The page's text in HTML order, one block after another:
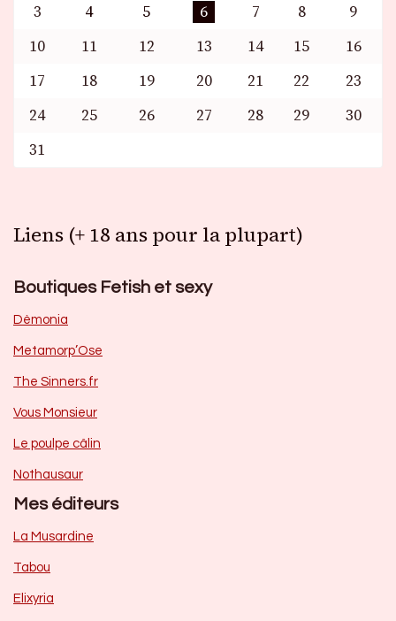
3
4 5 6 7 8
9
10
11 12 13 14 15
16
17
18 19 20 21 22
23
24
25 26 27 28 29
30
31
Liens (+ 18 ans pour la plupart)
Boutiques Fetish et sexy
Dèmonia
Metamorp’Ose
The Sinners.fr
Vous Monsieur
Le poulpe câlin
Nothausaur
Mes éditeurs
La Musardine
Tabou
Elixyria